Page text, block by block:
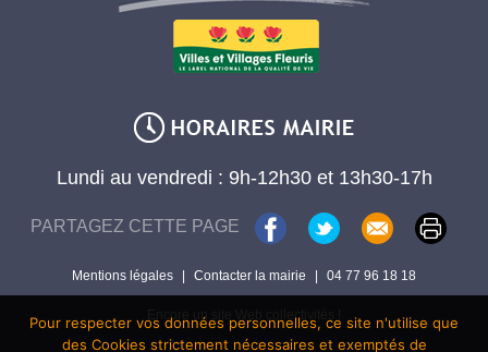
Lundi au vendredi : 9h-12h30 et 13h30-17h
PARTAGEZ CETTE PAGE
Mentions légales | Contacter la mairie | 04 77 96 18 18
Encore un site Web collectivités !
Pour respecter vos données personnelles, ce site n'utilise que
des Cookies strictement nécessaires et exemptés de